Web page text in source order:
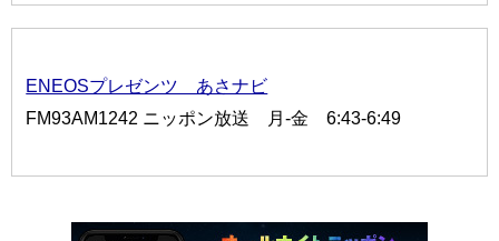
ENEOSプレゼンツ あさナビ
FM93AM1242 ニッポン放送 月-金 6:43-6:49